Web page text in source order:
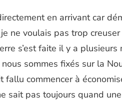
en arrivant car
ne voulais pas trop
s’est faite il y a
sommes fixés sur la
fallu commencer à
sait pas toujours quand